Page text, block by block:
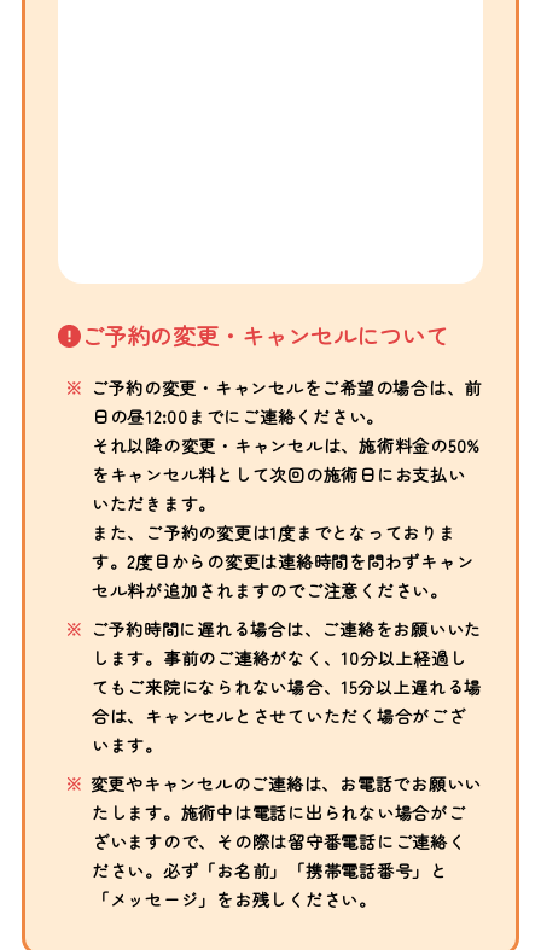
ご予約の変更・キャンセルについて
ご予約の変更・キャンセルをご希望の場合は、前
日の昼12:00までにご連絡ください。
それ以降の変更・キャンセルは、施術料金の50%
をキャンセル料として次回の施術日にお支払い
いただきます。
また、ご予約の変更は1度までとなっておりま
す。2度目からの変更は連絡時間を問わずキャン
セル料が追加されますのでご注意ください。
ご予約時間に遅れる場合は、ご連絡をお願いいた
します。事前のご連絡がなく、10分以上経過し
てもご来院になられない場合、15分以上遅れる場
合は、キャンセルとさせていただく場合がござ
います。
変更やキャンセルのご連絡は、お電話でお願いい
たします。施術中は電話に出られない場合がご
ざいますので、その際は留守番電話にご連絡く
ださい。必ず「お名前」「携帯電話番号」と
「メッセージ」をお残しください。